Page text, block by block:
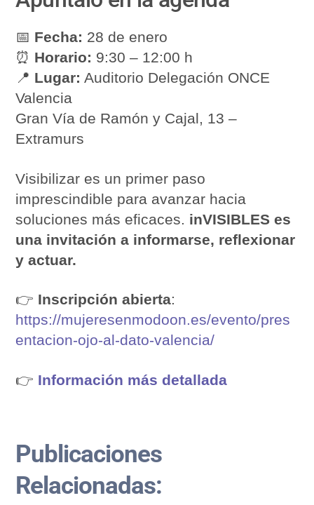
📅 Fecha: 28 de enero
⏰ Horario: 9:30 – 12:00 h
📍 Lugar: Auditorio Delegación ONCE
Valencia
Gran Vía de Ramón y Cajal, 13 –
Extramurs
Visibilizar es un primer paso
imprescindible para avanzar hacia
soluciones más eficaces. inVISIBLES es
una invitación a informarse, reflexionar
y actuar.
👉 Inscripción abierta:
https://mujeresenmodoon.es/evento/pres
entacion-ojo-al-dato-valencia/
👉 Información más detallada
Publicaciones
Relacionadas: